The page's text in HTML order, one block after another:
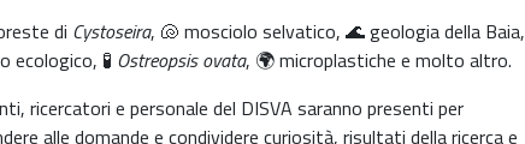
di Cystoseira, 🐚 mosciolo selvatico, 🌊 geologia della Baia,
ecologico, 🧪 Ostreopsis ovata, 🌍 microplastiche e molto altro.
ricercatori e personale del DISVA saranno presenti per
alle domande e condividere curiosità, risultati della ricerca e